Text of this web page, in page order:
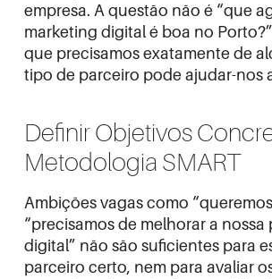
empresa. A questão não é “que
marketing digital é boa no
que precisamos exatamente de
tipo de parceiro pode ajudar-nos
Definir Objetivos
Metodologia SMART
Ambições vagas como
“precisamos de melhorar a nossa
digital” não são suficientes para
parceiro certo, nem para avaliar